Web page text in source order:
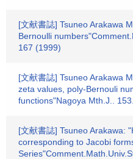
[文献書誌] Tsuneo Arakawa
Bernoulli
167 (1999)
[文献書誌] Tsuneo Arakawa
zeta values, poly-Bernouli
functions"Nagoya Mth.J..
[文献書誌] Tsuneo Arakawa:
corresponding to Jacobi